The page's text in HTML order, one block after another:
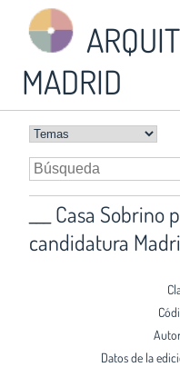
MADRID
___ Casa
candidatura
Datos de la